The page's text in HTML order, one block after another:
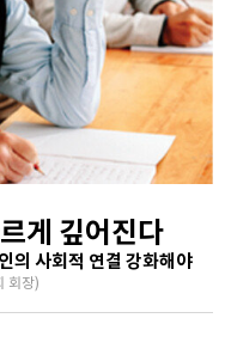
게 깊어진다
의 사회적 연결 강화해야
회장)